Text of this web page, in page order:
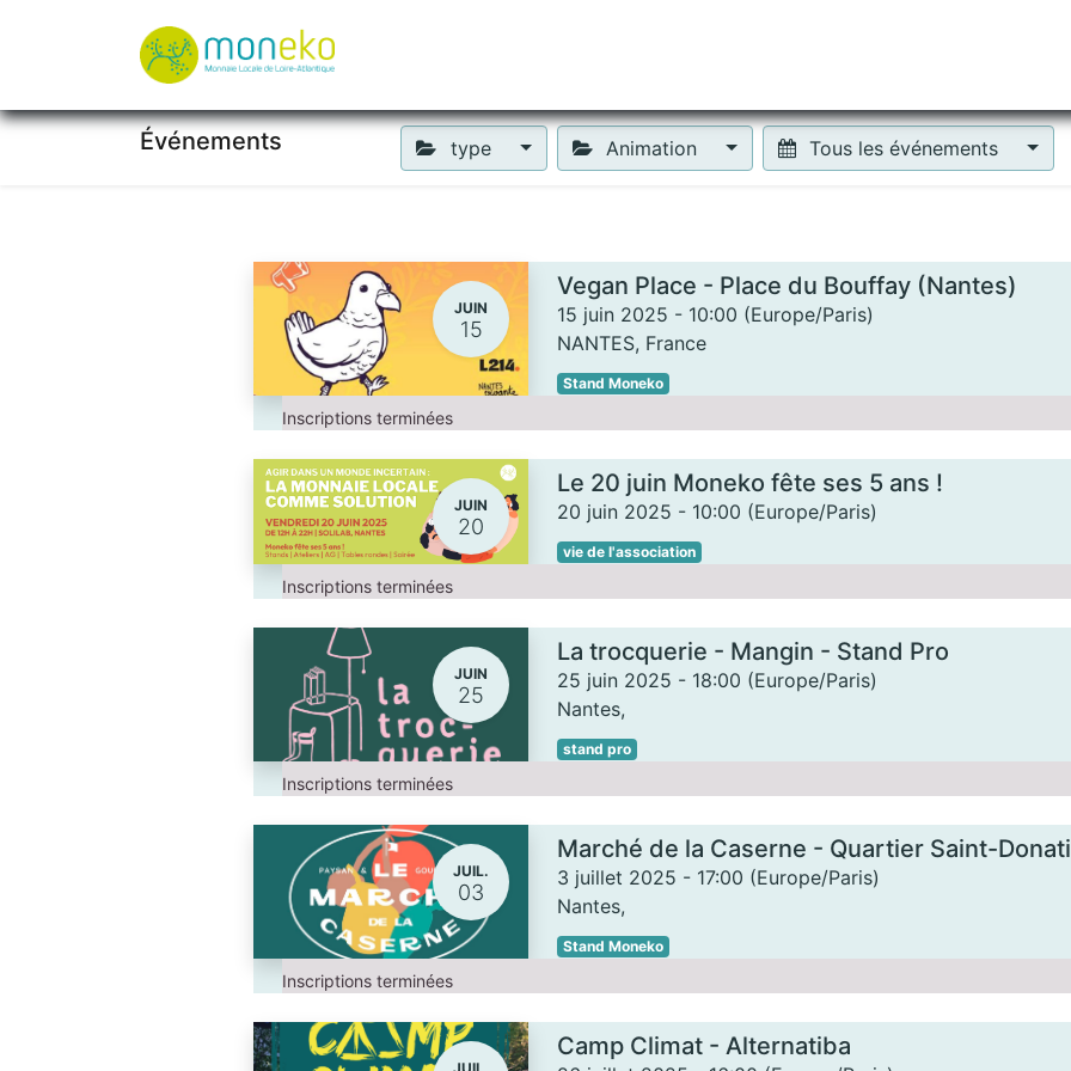
Événements type Animation Tous les événements
JUIN
15
Vegan Place - Place du Bouffay (Nantes)
15 juin 2025 - 10:00 (Europe/Paris)
NANTES, France
Stand Moneko
Inscriptions terminées
JUIN
20
Le 20 juin Moneko fête ses 5 ans !
20 juin 2025 - 10:00 (Europe/Paris)
vie de l'association
Inscriptions terminées
JUIN
25
La trocquerie - Mangin - Stand Pro
25 juin 2025 - 18:00 (Europe/Paris)
Nantes,
stand pro
Inscriptions terminées
JUIL.
03
Marché de la Caserne - Quartier Saint-
3 juillet 2025 - 17:00 (Europe/Paris)
Nantes,
Stand Moneko
Inscriptions terminées
Camp Climat - Alternatiba